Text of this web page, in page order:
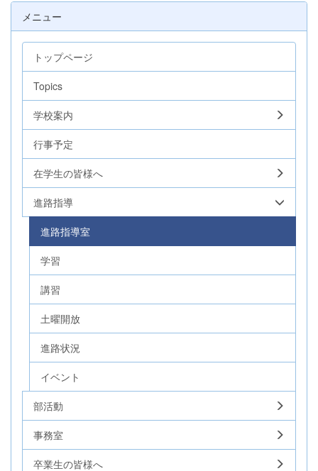
メニュー
トップページ
Topics
学校案内
行事予定
在学生の皆様へ
進路指導
進路指導室
学習
講習
土曜開放
進路状況
イベント
部活動
事務室
卒業生の皆様へ